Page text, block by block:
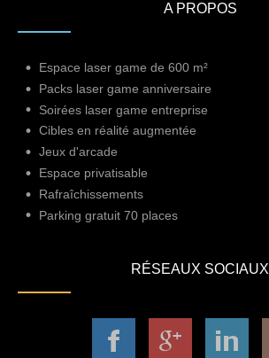
A PROPOS
Espace laser game de 600 m²
Packs laser game anniversaire
Soirées laser game entreprise
Cibles en réalité augmentée
Jeux d'arcade
Espace privatisable
Rafraîchissements
Parking gratuit 70 places
RÉSEAUX SOCIAUX